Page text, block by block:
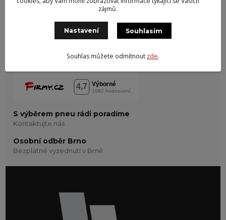
Tradice od roku 2010
S výběrem pneu rádi poradíme
Kontaktujte nás
Osobní odběr Brno
Bezplatné vyzednutí v Brně
zájmů.
Nastavení Souhlasím
Souhlas můžete odmítnout zde.